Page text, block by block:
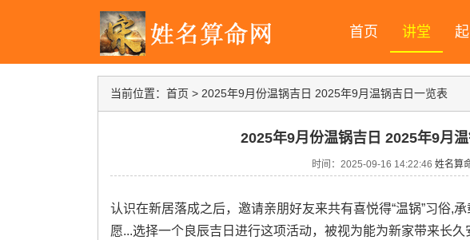
首页 讲堂
当前位置： 首页 > 2025年9月份温锅吉日 2025年9月温锅吉日一览表
2025年9月份温锅吉日 2025年9月
时间：2025-09-16 14:22:46 姓名算
认识在新居落成之后，邀请亲朋好友来共有喜悦得“温锅”习俗,
愿...选择一个良辰吉日进行这项活动，被视为能为新家带来长